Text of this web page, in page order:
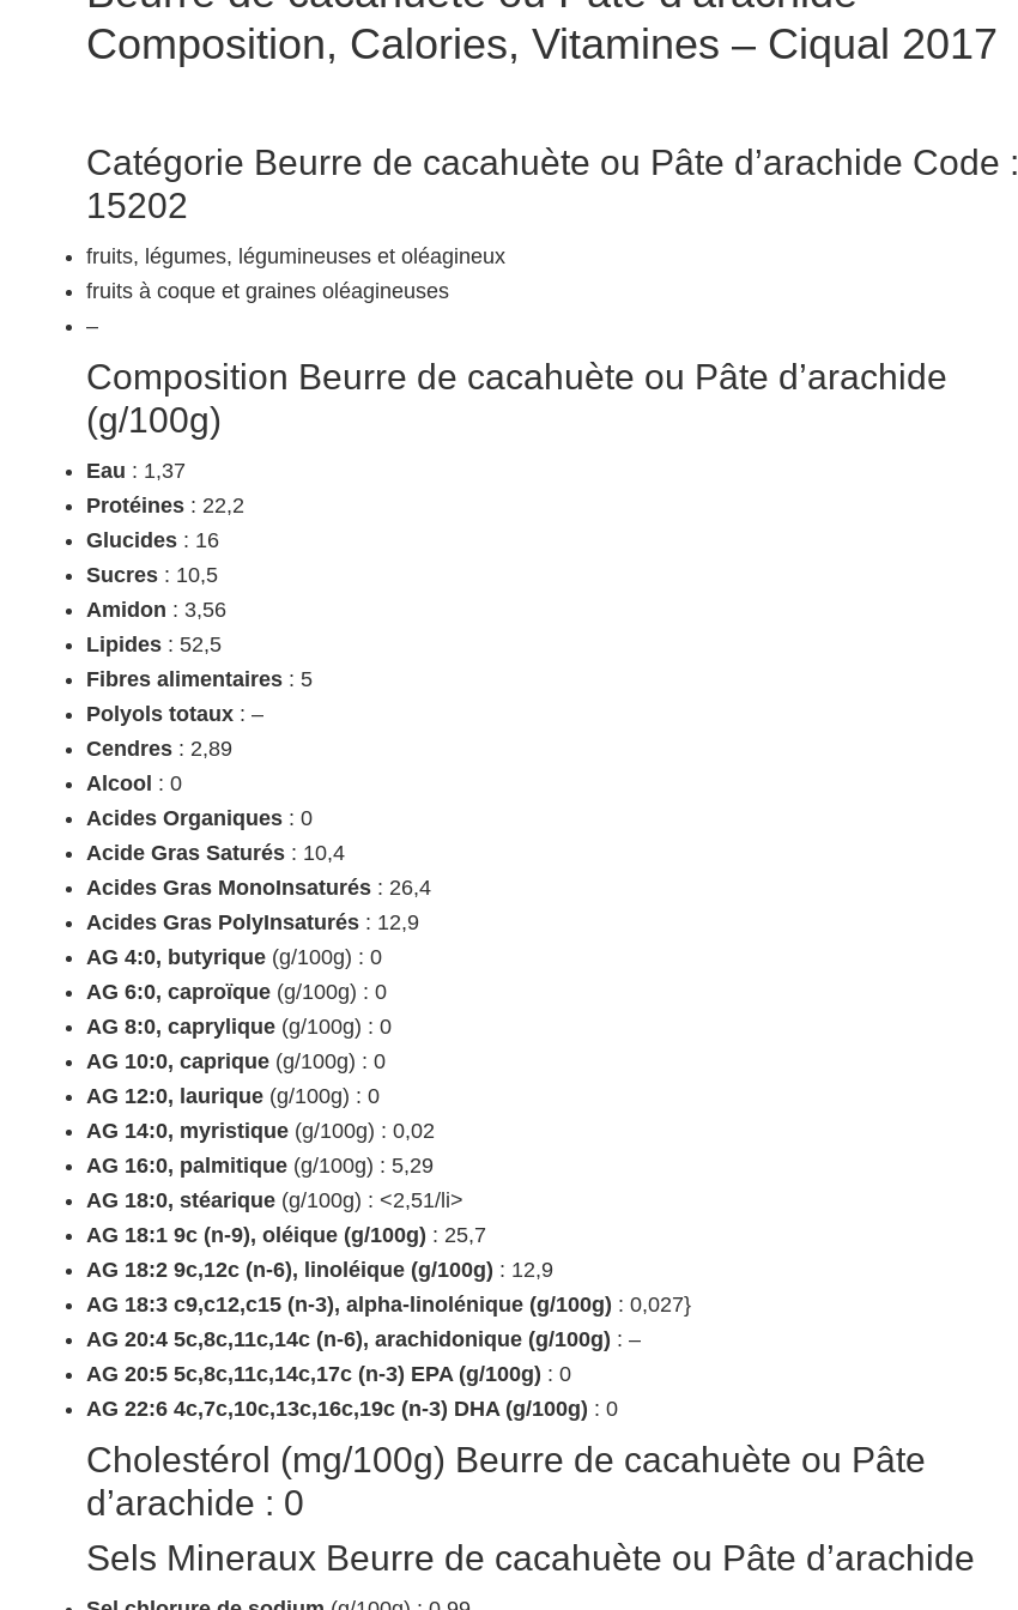
Composition, Calories, Vitamines – Ciqual 2017
Catégorie Beurre de cacahuète ou Pâte d’arachide Code :
15202
fruits, légumes, légumineuses et oléagineux
fruits à coque et graines oléagineuses
–
Composition Beurre de cacahuète ou Pâte d’arachide
(g/100g)
Eau : 1,37
Protéines : 22,2
Glucides : 16
Sucres : 10,5
Amidon : 3,56
Lipides : 52,5
Fibres alimentaires : 5
Polyols totaux : –
Cendres : 2,89
Alcool : 0
Acides Organiques : 0
Acide Gras Saturés : 10,4
Acides Gras MonoInsaturés : 26,4
Acides Gras PolyInsaturés : 12,9
AG 4:0, butyrique (g/100g) : 0
AG 6:0, caproïque (g/100g) : 0
AG 8:0, caprylique (g/100g) : 0
AG 10:0, caprique (g/100g) : 0
AG 12:0, laurique (g/100g) : 0
AG 14:0, myristique (g/100g) : 0,02
AG 16:0, palmitique (g/100g) : 5,29
AG 18:0, stéarique (g/100g) : <2,51/li>
AG 18:1 9c (n-9), oléique (g/100g) : 25,7
AG 18:2 9c,12c (n-6), linoléique (g/100g) : 12,9
AG 18:3 c9,c12,c15 (n-3), alpha-linolénique (g/100g) : 0,027}
AG 20:4 5c,8c,11c,14c (n-6), arachidonique (g/100g) : –
AG 20:5 5c,8c,11c,14c,17c (n-3) EPA (g/100g) : 0
AG 22:6 4c,7c,10c,13c,16c,19c (n-3) DHA (g/100g) : 0
Cholestérol (mg/100g) Beurre de cacahuète ou Pâte
d’arachide : 0
Sels Mineraux Beurre de cacahuète ou Pâte d’arachide